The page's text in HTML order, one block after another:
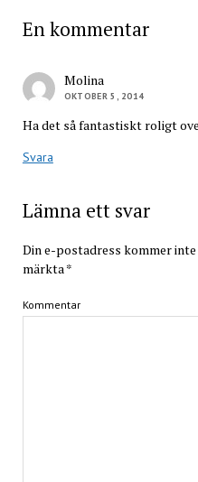
En kommentar
Molina
OKTOBER 5, 2014
Ha det så fantastiskt roligt
Svara
Lämna ett svar
Din e-postadress kommer
märkta *
Kommentar